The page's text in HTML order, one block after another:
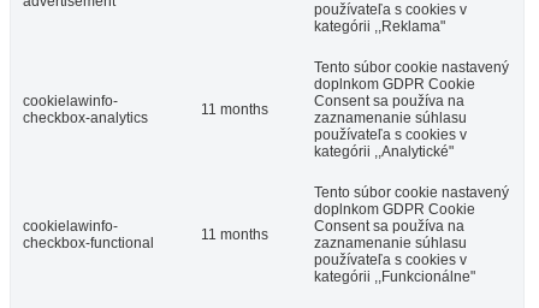
používateľa s cookies v
kategórii ,,Reklama"
cookielawinfo-
checkbox-analytics
11 months
Tento súbor cookie nastavený
doplnkom GDPR Cookie
Consent sa používa na
zaznamenanie súhlasu
používateľa s cookies v
kategórii ,,Analytické"
cookielawinfo-
checkbox-functional
11 months
Tento súbor cookie nastavený
doplnkom GDPR Cookie
Consent sa používa na
zaznamenanie súhlasu
používateľa s cookies v
kategórii ,,Funkcionálne"